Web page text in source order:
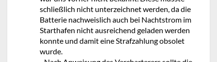
schließlich nicht unterzeichnet werden, da die
Batterie nachweislich auch bei Nachtstrom im
Starthafen nicht ausreichend geladen werden
konnte und damit eine Strafzahlung obsolet
wurde.